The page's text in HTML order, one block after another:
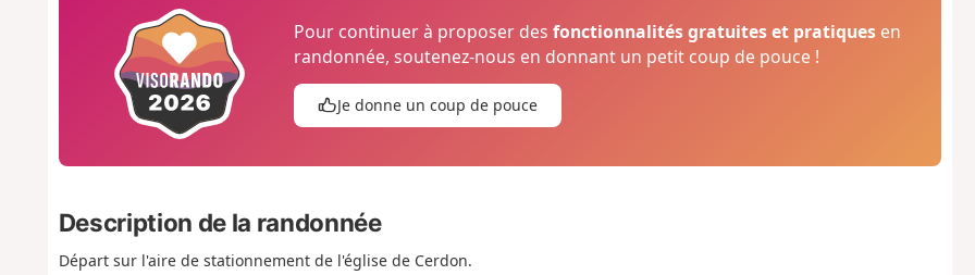
Pour continuer à proposer desfonctionnalités gratuites et pratiques en
randonnée, soutenez-nous en donnant un petit coup de pouce !
Je donne un coup de pouce
Description de la randonnée
Départ sur l'aire de stationnement de l'église de Cerdon.